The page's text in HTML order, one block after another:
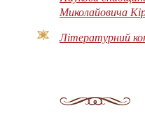
Миколайовича
Літературний